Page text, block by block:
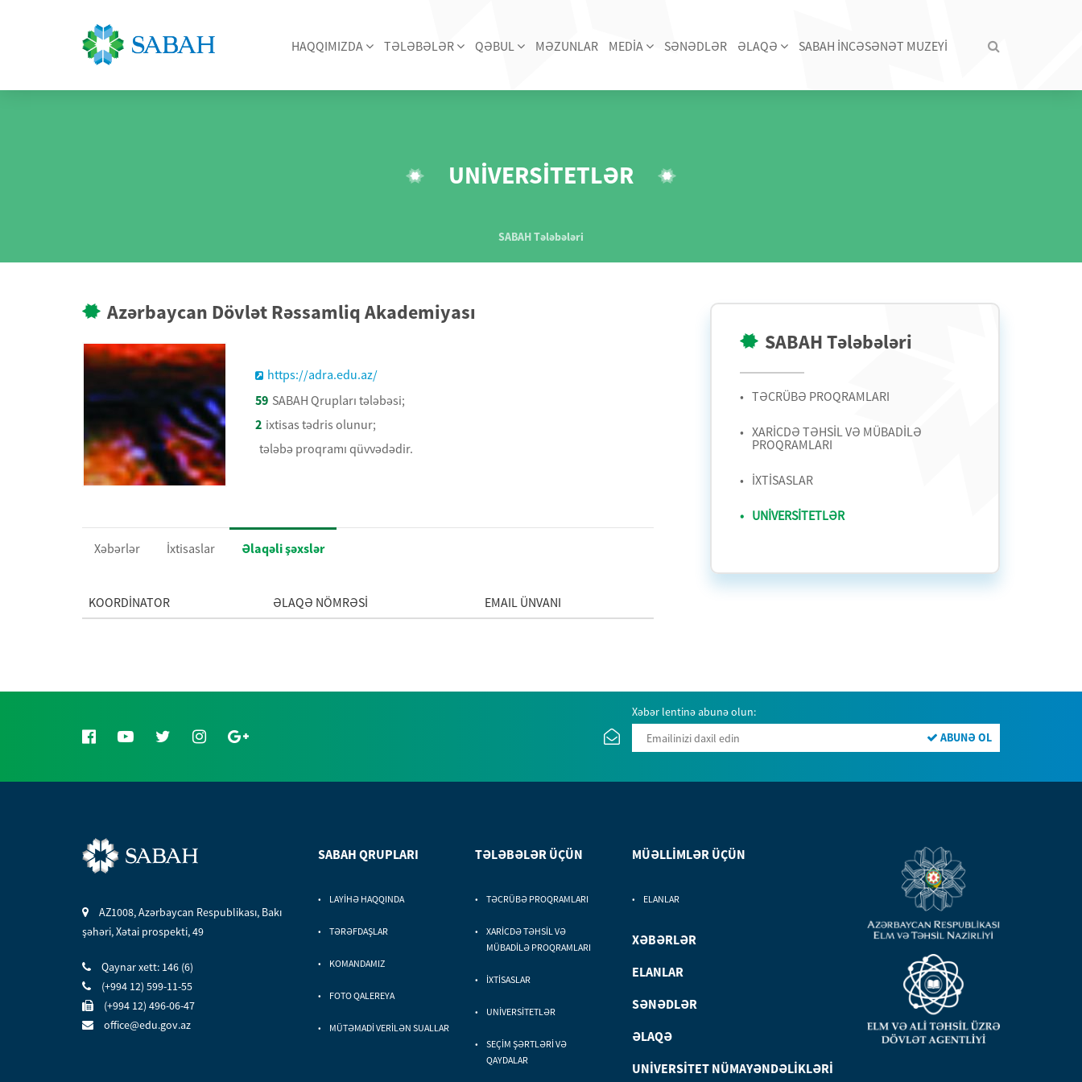
HAQQIMIZDA TƏLƏBƏLƏR QƏBUL MƏZUNLAR MEDİA SƏNƏDLƏR ƏLAQƏ SABAH İNCƏSƏNƏT MUZEYİ
UNİVERSİTETLƏR
SABAH Tələbələri
Azərbaycan Dövlət Rəssamliq Akademiyası
https://adra.edu.az/
59 SABAH Qrupları tələbəsi;
2 ixtisas tədris olunur;
tələbə proqramı qüvvədədir.
Xəbərlər İxtisaslar Əlaqəli şəxslər
KOORDİNATOR ƏLAQƏ NÖMRƏSİ EMAIL ÜNVANI
SABAH Tələbələri
TƏCRÜBƏ PROQRAMLARI
XARİCDƏ TƏHSİL VƏ MÜBADİLƏ
PROQRAMLARI
İXTİSASLAR
UNİVERSİTETLƏR
Xəbər lentinə abunə olun:
ABUNƏ OL
AZ1008, Azərbaycan Respublikası, Bakı
şəhəri, Xətai prospekti, 49
Qaynar xett: 146 (6)
(+994 12) 599-11-55
(+994 12) 496-06-47
office@edu.gov.az
SABAH QRUPLARI
LAYİHƏ HAQQINDA
TƏRƏFDAŞLAR
KOMANDAMIZ
FOTO QALEREYA
MÜTƏMADİ VERİLƏN SUALLAR
TƏLƏBƏLƏR ÜÇÜN
TƏCRÜBƏ PROQRAMLARI
XARİCDƏ TƏHSİL VƏ
MÜBADİLƏ PROQRAMLARI
İXTİSASLAR
UNİVERSİTETLƏR
SEÇİM ŞƏRTLƏRİ VƏ
QAYDALAR
MÜƏLLİMLƏR ÜÇÜN
ELANLAR
XƏBƏRLƏR
ELANLAR
SƏNƏDLƏR
ƏLAQƏ
UNİVERSİTET NÜMAYƏNDƏLİKLƏRİ